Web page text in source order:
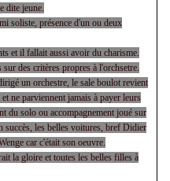
dite jeune.
soliste, présence d'un ou deux
et il fallait aussi avoir du charisme.
des critères propres à l'orchsetre.
un orchestre, le sale boulot revient
ne parviennent jamais à payer leurs
du solo ou accompagnement joué sur
succès, les belles voitures, bref Didier
car c'était son oeuvre.
la gloire et toutes les belles filles à